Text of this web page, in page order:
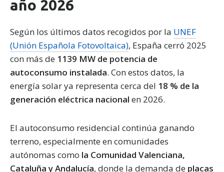
año 2026
Según los últimos datos recogidos por la UNEF
(Unión Española Fotovoltaica), España cerró 2025
con más de 1139 MW de potencia de
autoconsumo instalada. Con estos datos, la
energía solar ya representa cerca del 18 % de la
generación eléctrica nacional en 2026.
El autoconsumo residencial continúa ganando
terreno, especialmente en comunidades
autónomas como la Comunidad Valenciana,
Cataluña y Andalucía, donde la demanda de placas